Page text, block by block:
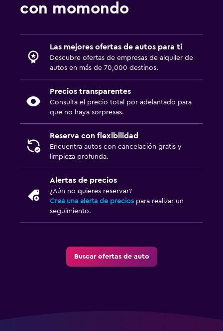
con momondo
Las mejores ofertas de autos para ti
Descubre ofertas de empresas de alquiler de
autos en más de 70,000 destinos.
Precios transparentes
Consulta el precio total por adelantado para
que no haya sorpresas.
Reserva con flexibilidad
Encuentra autos con cancelación gratis y
limpieza profunda.
Alertas de precios
¿Aún no quieres reservar?
Crea una alerta de precios para realizar un
seguimiento.
Buscar ofertas de auto